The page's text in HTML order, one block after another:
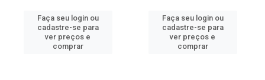
Faça seu login ou
cadastre-se para
ver preços e
comprar
Faça seu login ou
cadastre-se para
ver preços e
comprar